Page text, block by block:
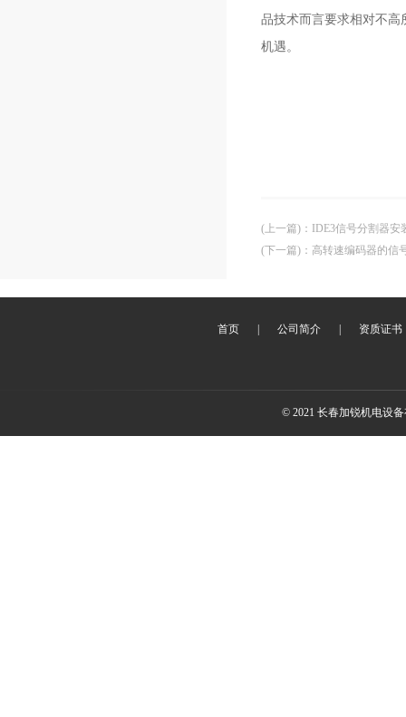
品技术而言要求相对不高
机遇。
(上一篇) ：
IDE3信号分割器安
(下一篇) ： 高转速编码器的信
首页 公司简介 资质证书
© 2021 长春加锐机电设